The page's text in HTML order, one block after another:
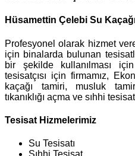
Hüsamettin Çelebi Su
Profesyonel olarak hizmet
için binalarda bulunan
bir şekilde kullanılması
tesisatçısı için firmamız,
kaçağı tamiri, musluk
tıkanıklığı açma ve sıhhi
Tesisat Hizmelerimiz
Su Tesisatı